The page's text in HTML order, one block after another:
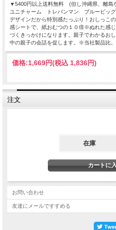
▼5400円以上送料無料 (但し沖縄県、離
ユニチャーム トレパンマン ブルービッ
デザインだから特別感たっぷり！おしっこ
感シートで、紙おむつの１０倍※ぬれた感
づくきっかけになります。親子でわかるお
中の親子の会話を促します。※当社製品比
価格:1,669円(税込 1,836円)
注文
在庫
お問い合わせ
友達にメールですすめる